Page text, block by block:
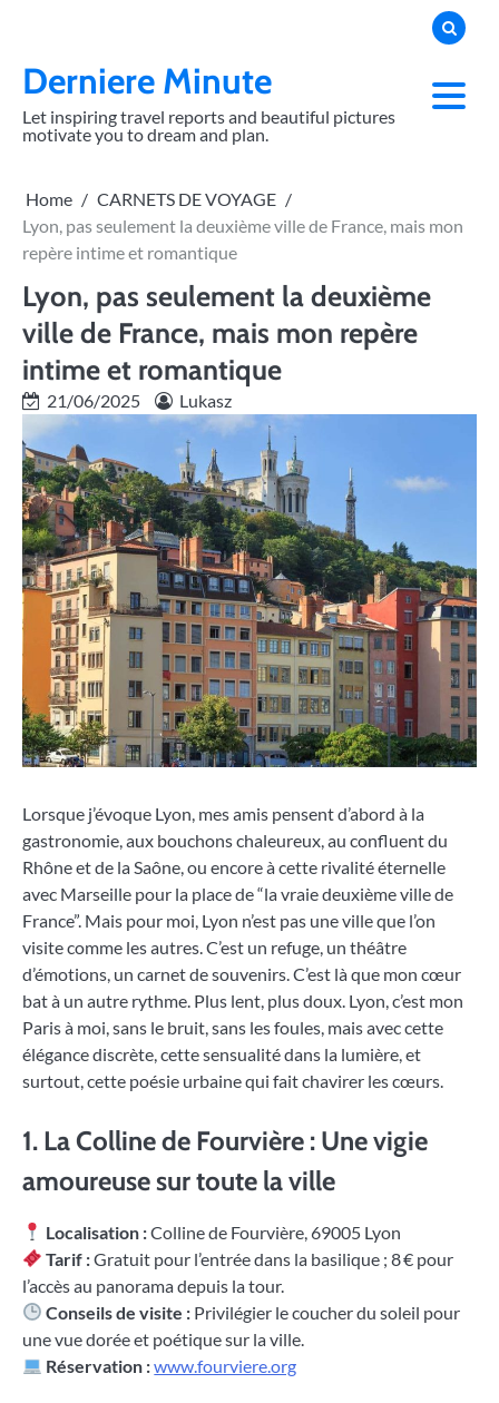
contentDerniere Minute
Let inspiring travel reports and beautiful pictures
motivate you to dream and plan.
Home
CARNETS DE VOYAGE
Lyon, pas seulement la deuxième ville de France, mais mon
repère intime et romantique
Lyon, pas seulement la deuxième
ville de France, mais mon repère
intime et romantique
21/06/2025 Lukasz
Lorsque j’évoque Lyon, mes amis pensent d’abord à la
gastronomie, aux bouchons chaleureux, au confluent du
Rhône et de la Saône, ou encore à cette rivalité éternelle
avec Marseille pour la place de “la vraie deuxième ville de
France”. Mais pour moi, Lyon n’est pas une ville que l’on
visite comme les autres. C’est un refuge, un théâtre
d’émotions, un carnet de souvenirs. C’est là que mon cœur
bat à un autre rythme. Plus lent, plus doux. Lyon, c’est mon
Paris à moi, sans le bruit, sans les foules, mais avec cette
élégance discrète, cette sensualité dans la lumière, et
surtout, cette poésie urbaine qui fait chavirer les cœurs.
1. La Colline de Fourvière : Une vigie
amoureuse sur toute la ville
Localisation :Colline de Fourvière, 69005 Lyon
Tarif :Gratuit pour l’entrée dans la basilique ; 8 € pour
l’accès au panorama depuis la tour.
Conseils de visite : Privilégier le coucher du soleil pour
une vue dorée et poétique sur la ville.
Réservation :www.fourviere.org